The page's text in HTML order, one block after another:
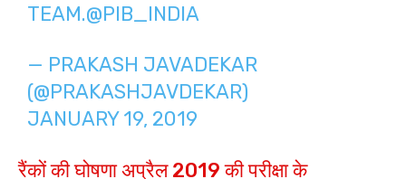
TEAM.@PIB_INDIA
— PRAKASH JAVADEKAR
(@PRAKASHJAVDEKAR)
JANUARY 19, 2019
रैंकों की घोषणा अप्रैल 2019 की परीक्षा के